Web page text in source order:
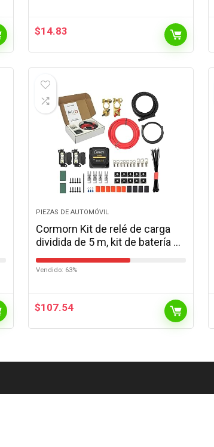
$14.83
PIEZAS DE AUTOMÓVIL
Cormorn Kit de relé de carga
dividida de 5 m, kit de batería de
ocio de 12 V 140 amperios con
aislador de batería…
Vendido: 63%
$107.54